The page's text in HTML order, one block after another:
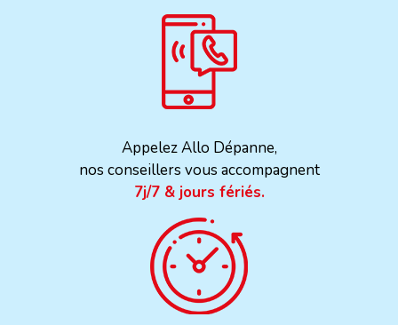
Appelez Allo Dépanne,
nos conseillers vous accompagnent
7j/7 & jours fériés.